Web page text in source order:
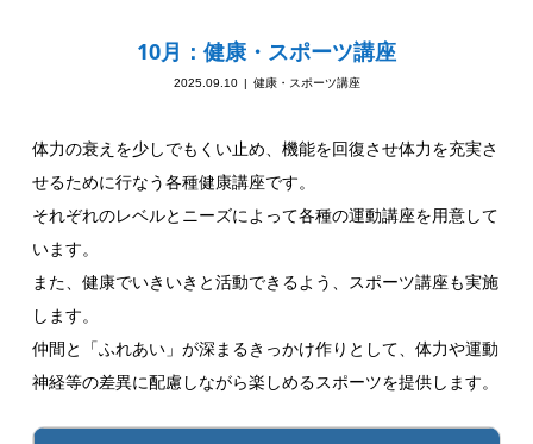
10月：健康・スポーツ講座
2025.09.10 健康・スポーツ講座
体力の衰えを少しでもくい止め、機能を回復させ体力を充実さ
せるために行なう各種健康講座です。
それぞれのレベルとニーズによって各種の運動講座を用意して
います。
また、健康でいきいきと活動できるよう、スポーツ講座も実施
します。
仲間と「ふれあい」が深まるきっかけ作りとして、体力や運動
神経等の差異に配慮しながら楽しめるスポーツを提供します。